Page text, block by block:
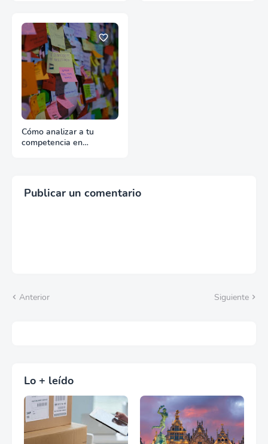
Cómo analizar a tu
competencia en
Publicar un comentario
Anterior Siguiente
Lo + leído